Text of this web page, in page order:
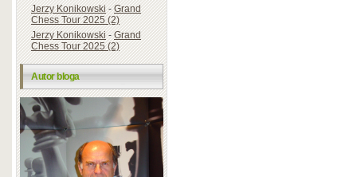
Jerzy Konikowski-Grand
Chess Tour 2025 (2)
Jerzy Konikowski-Grand
Chess Tour 2025 (2)
Autor bloga